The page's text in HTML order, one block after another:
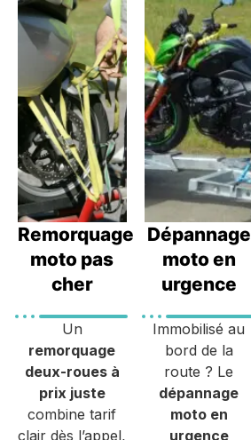
Remorquage
moto pas
cher
Un
remorquage
deux-roues à
prix juste
combine tarif
clair dès l’appel,
Dépannage
moto en
urgence
Immobilisé au
bord de la
route ? Le
dépannage
moto en
urgence